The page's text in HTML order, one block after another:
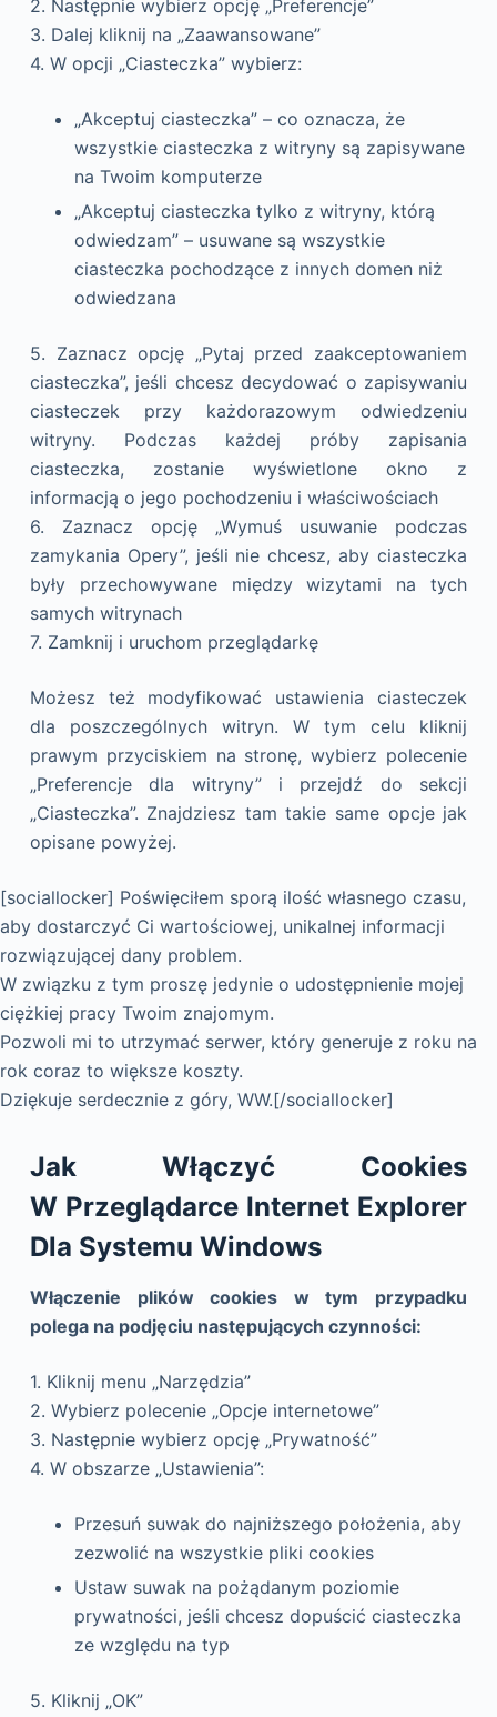
2. Następnie wybierz opcję „Preferencje”
3. Dalej kliknij na „Zaawansowane”
4. W opcji „Ciasteczka” wybierz:
„Akceptuj ciasteczka” – co oznacza, że
wszystkie ciasteczka z witryny są zapisywane
na Twoim komputerze
„Akceptuj ciasteczka tylko z witryny, którą
odwiedzam” – usuwane są wszystkie
ciasteczka pochodzące z innych domen niż
odwiedzana
5. Zaznacz opcję „Pytaj przed zaakceptowaniem
ciasteczka”, jeśli chcesz decydować o zapisywaniu
ciasteczek przy każdorazowym odwiedzeniu
witryny. Podczas każdej próby zapisania
ciasteczka, zostanie wyświetlone okno z
informacją o jego pochodzeniu i właściwościach
6. Zaznacz opcję „Wymuś usuwanie podczas
zamykania Opery”, jeśli nie chcesz, aby ciasteczka
były przechowywane między wizytami na tych
samych witrynach
7. Zamknij i uruchom przeglądarkę
Możesz też modyfikować ustawienia ciasteczek
dla poszczególnych witryn. W tym celu kliknij
prawym przyciskiem na stronę, wybierz polecenie
„Preferencje dla witryny” i przejdź do sekcji
„Ciasteczka”. Znajdziesz tam takie same opcje jak
opisane powyżej.
[sociallocker] Poświęciłem sporą ilość własnego czasu,
aby dostarczyć Ci wartościowej, unikalnej informacji
rozwiązującej dany problem.
W związku z tym proszę jedynie o udostępnienie mojej
ciężkiej pracy Twoim znajomym.
Pozwoli mi to utrzymać serwer, który generuje z roku na
rok coraz to większe koszty.
Dziękuje serdecznie z góry, WW.[/sociallocker]
Jak Włączyć Cookies
W Przeglądarce Internet Explorer
Dla Systemu Windows
Włączenie plików cookies w tym przypadku
polega na podjęciu następujących czynności:
1. Kliknij menu „Narzędzia”
2. Wybierz polecenie „Opcje internetowe”
3. Następnie wybierz opcję „Prywatność”
4. W obszarze „Ustawienia”:
Przesuń suwak do najniższego położenia, aby
zezwolić na wszystkie pliki cookies
Ustaw suwak na pożądanym poziomie
prywatności, jeśli chcesz dopuścić ciasteczka
ze względu na typ
5. Kliknij „OK”